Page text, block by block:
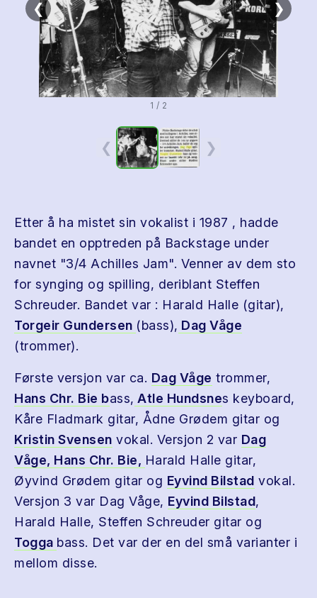
❮ ❯
1 / 2
❮ ❯
Etter å ha mistet sin vokalist i 1987 , hadde
bandet en opptreden på Backstage under
navnet "3/4 Achilles Jam". Venner av dem sto
for synging og spilling, deriblant Steffen
Schreuder. Bandet var : Harald Halle (gitar),
Torgeir Gundersen (bass), Dag Våge
(trommer).
Første versjon var ca. Dag Våge trommer,
Hans Chr. Bie bass, Atle Hundsnes keyboard,
Kåre Fladmark gitar, Ådne Grødem gitar og
Kristin Svensen vokal. Versjon 2 var Dag
Våge, Hans Chr. Bie, Harald Halle gitar,
Øyvind Grødem gitar og Eyvind Bilstad vokal.
Versjon 3 var Dag Våge, Eyvind Bilstad,
Harald Halle, Steffen Schreuder gitar og
Togga bass. Det var der en del små varianter i
mellom disse.